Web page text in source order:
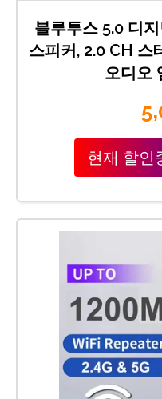
블루투스 5.0 디
스피커, 2.0 CH 스
오디오
현재 할인